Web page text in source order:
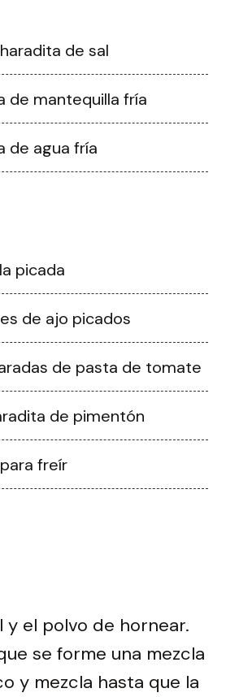
de sal
de mantequilla fría
de agua fría
picada
de ajo picados
de pasta de tomate
de pimentón
freír
y el polvo de hornear.
se forme una mezcla
y mezcla hasta que la